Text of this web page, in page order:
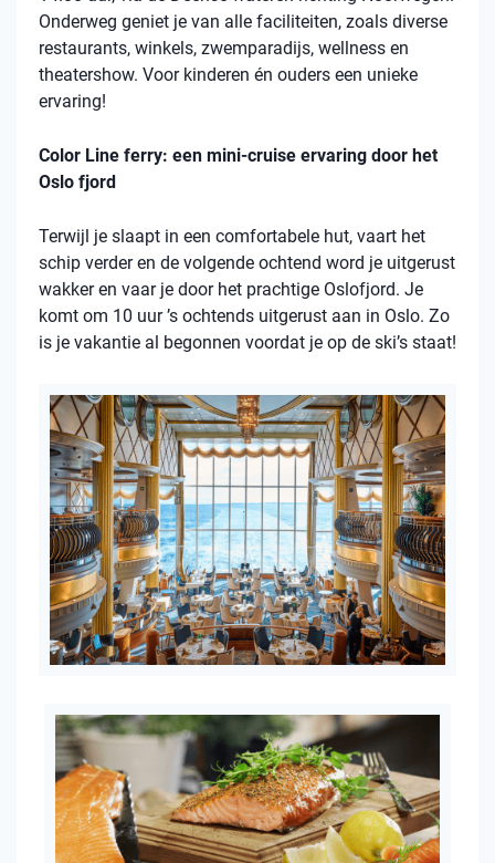
Onderweg geniet je van alle faciliteiten, zoals diverse
restaurants, winkels, zwemparadijs, wellness en
theatershow. Voor kinderen én ouders een unieke
ervaring!
Color Line ferry: een mini-cruise ervaring door het
Oslo fjord
Terwijl je slaapt in een comfortabele hut, vaart het
schip verder en de volgende ochtend word je uitgerust
wakker en vaar je door het prachtige Oslofjord. Je
komt om 10 uur ’s ochtends uitgerust aan in Oslo. Zo
is je vakantie al begonnen voordat je op de ski’s staat!